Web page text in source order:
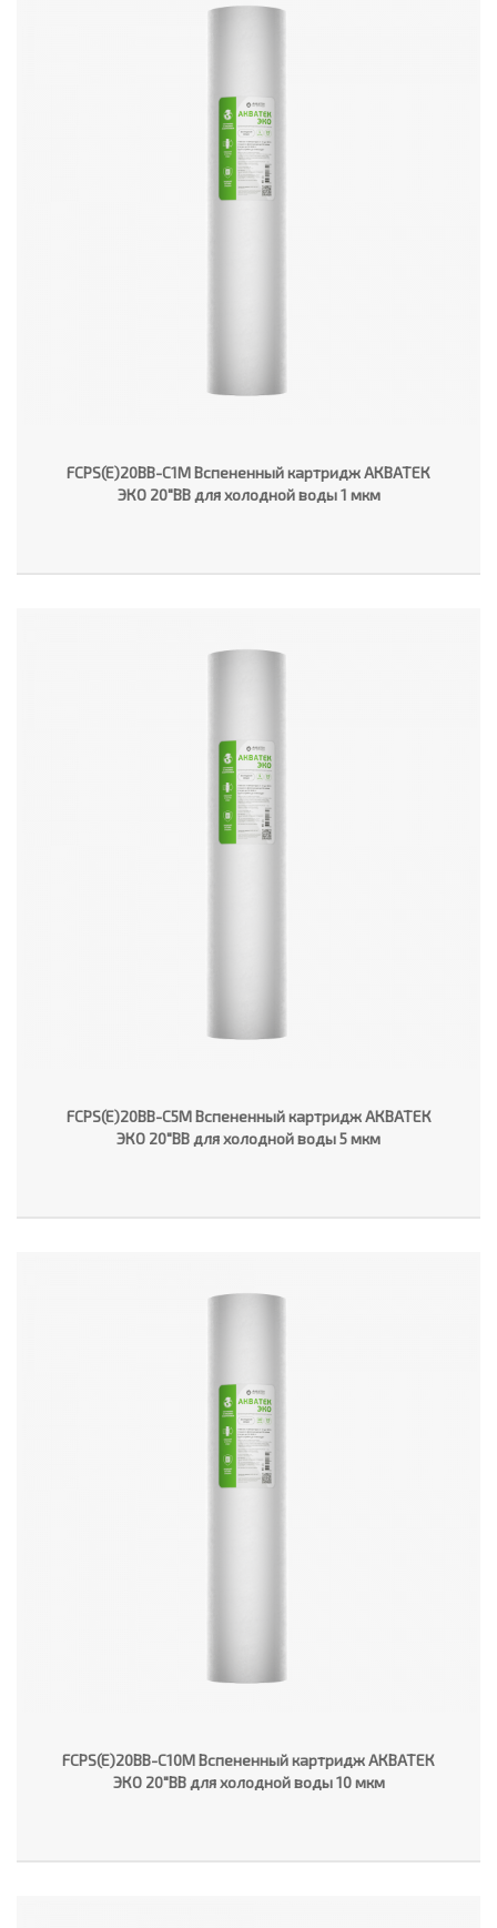
FCPS(E)20BB-C1M Вспененный картридж АКВАТЕК
ЭКО 20"ВВ для холодной воды 1 мкм
FCPS(E)20BB-C5M Вспененный картридж АКВАТЕК
ЭКО 20"ВВ для холодной воды 5 мкм
FCPS(E)20BB-C10M Вспененный картридж АКВАТЕК
ЭКО 20"ВВ для холодной воды 10 мкм